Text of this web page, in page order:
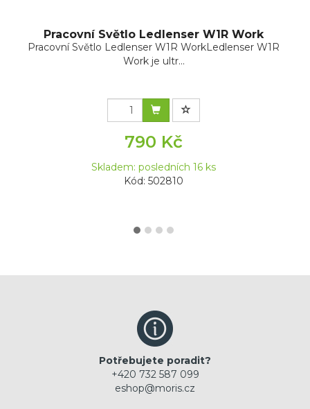
Pracovní Světlo Ledlenser W1R Work
Pracovní Světlo Ledlenser W1R WorkLedlenser W1R
Work je ultr...
790 Kč
Skladem: posledních 16 ks
Kód: 502810
Potřebujete poradit?
+420 732 587 099
eshop@moris.cz